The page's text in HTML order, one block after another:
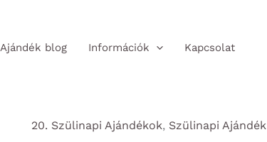
Ajándék blog Információk Kapcsolat
20. Szülinapi Ajándékok, Szülinapi Ajándék